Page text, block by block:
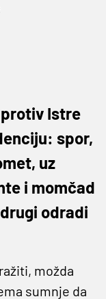
Istre
spor,
uz
i momčad
odradi
možda
sumnje da